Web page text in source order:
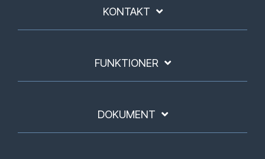
KONTAKT
FUNKTIONER
DOKUMENT